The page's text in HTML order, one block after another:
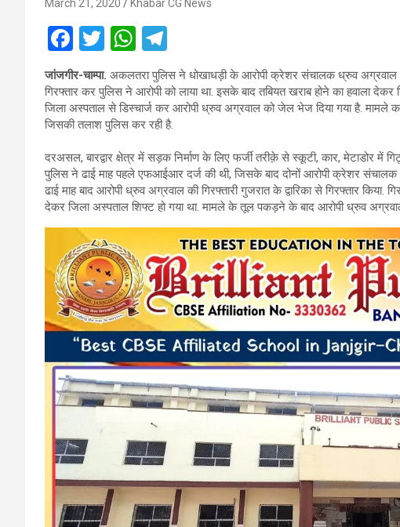
March 21, 2020 Khabar CG News
F
a
ce
b
o
k
T
wi
tt
er
W
h
at
s
p
p
el
e
gr
a
m
जांजगीर-चाम्पा. अकलतरा पुलिस ने धोखाधड़ी के आरोपी क्रेशर संचालक ध्रुव अग्रवाल
गिरफ्तार कर पुलिस ने आरोपी को लाया था. इसके बाद तबियत खराब होने का हवाला
जिला अस्पताल से डिस्चार्ज कर आरोपी ध्रुव अग्रवाल को जेल भेज दिया गया है.
जिसकी तलाश पुलिस कर रही है.
दरअसल, बारद्वार क्षेत्र में सड़क निर्माण के लिए फर्जी तरीक़े से स्कूटी, कार, मेटाडोर
पुलिस ने ढाई माह पहले एफआईआर दर्ज की थी, जिसके बाद दोनों आरोपी क्रेशर
ढाई माह बाद आरोपी ध्रुव अग्रवाल की गिरफ्तारी गुजरात के द्वारिका से गिरफ्तार किया.
देकर जिला अस्पताल शिफ्ट हो गया था. मामले के तूल पकड़ने के बाद आरोपी ध्रुव